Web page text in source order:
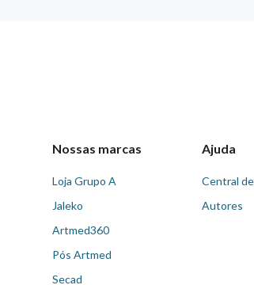
Nossas marcas
Loja Grupo A
Jaleko
Artmed360
Pós Artmed
Secad
Ajuda
Central
Autores